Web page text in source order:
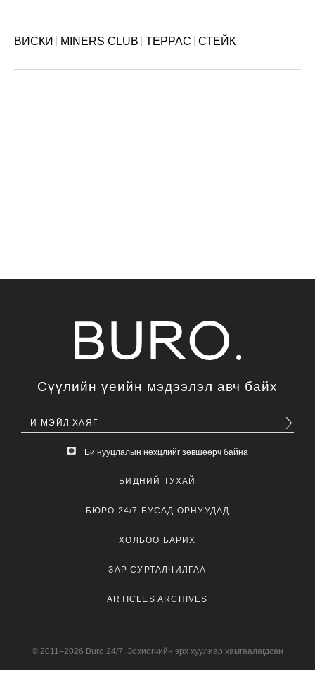
ВИСКИ MINERS CLUB ТЕРРАС СТЕЙК
Сүүлийн үеийн мэдээлэл авч байх
Би нууцлалын нөхцлийг зөвшөөрч байна
БИДНИЙ ТУХАЙ
БЮРО 24/7 БУСАД ОРНУУДАД
ХОЛБОО БАРИХ
ЗАР СУРТАЛЧИЛГАА
ARTICLES ARCHIVES
© 2011–2026 Buro 24/7. Зохиогчийн эрх хуулиар хамгаалагдсан